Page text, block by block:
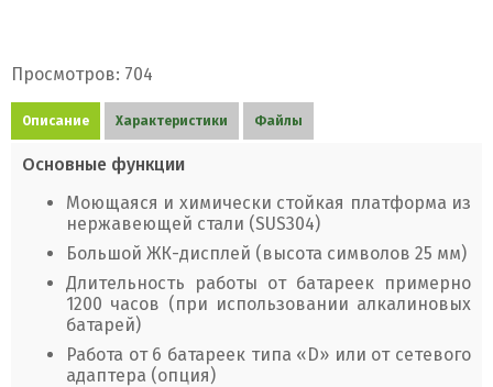
Просмотров: 704
Описание Характеристики Файлы
Основные функции
Моющаяся и химически стойкая платформа из
нержавеющей стали (SUS304)
Большой ЖК-дисплей (высота символов 25 мм)
Длительность работы от батареек примерно
1200 часов (при использовании алкалиновых
батарей)
Работа от 6 батареек типа «D» или от сетевого
адаптера (опция)